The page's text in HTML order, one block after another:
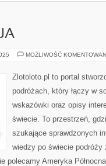
MOŻLIWOŚĆ
Zlotoloto.pl to portal
podróżach, który łączy w
wskazówki oraz opisy
świecie. To przestrzeń,
szukające sprawdzonych
wiedzy po świecie podróży
polecamy Ameryka